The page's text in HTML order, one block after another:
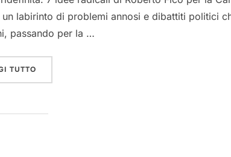
labirinto di problemi annosi e dibattiti politici
passando per la …
TUTTO“CHI È FICO, CANDIDATO PER IL